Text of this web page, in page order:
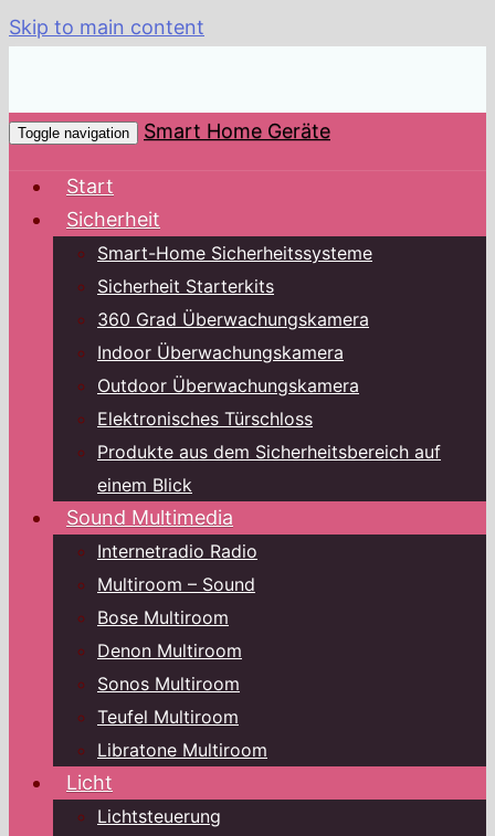
Skip to main content
Toggle navigation Smart Home Geräte
Start
Sicherheit
Smart-Home Sicherheitssysteme
Sicherheit Starterkits
360 Grad Überwachungskamera
Indoor Überwachungskamera
Outdoor Überwachungskamera
Elektronisches Türschloss
Produkte aus dem Sicherheitsbereich auf
einem Blick
Sound Multimedia
Internetradio Radio
Multiroom – Sound
Bose Multiroom
Denon Multiroom
Sonos Multiroom
Teufel Multiroom
Libratone Multiroom
Licht
Lichtsteuerung